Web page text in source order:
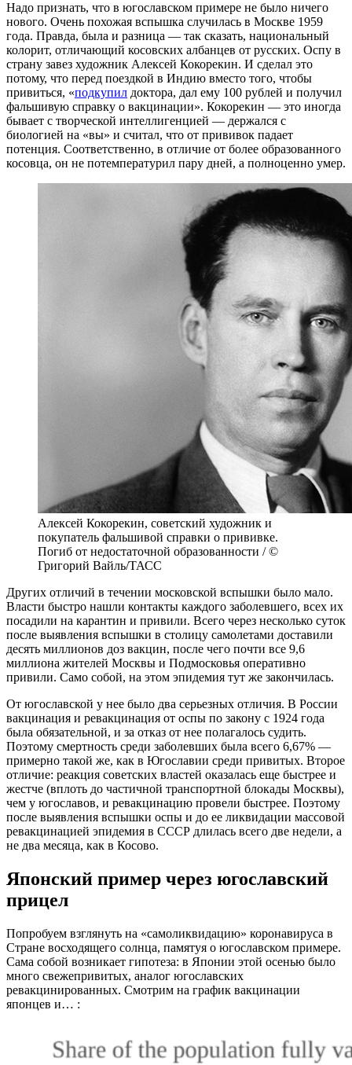
Надо признать, что в югославском примере не было ничего
нового. Очень похожая вспышка случилась в Москве 1959
года. Правда, была и разница — так сказать, национальный
колорит, отличающий косовских албанцев от русских. Оспу в
страну завез художник Алексей Кокорекин. И сделал это
потому, что перед поездкой в Индию вместо того, чтобы
привиться, «подкупил доктора, дал ему 100 рублей и получил
фальшивую справку о вакцинации». Кокорекин — это иногда
бывает с творческой интеллигенцией — держался с
биологией на «вы» и считал, что от прививок падает
потенция. Соответственно, в отличие от более образованного
косовца, он не потемпературил пару дней, а полноценно умер.
Алексей Кокорекин, советский художник и
покупатель фальшивой справки о прививке.
Погиб от недостаточной образованности / ©
Григорий Вайль/ТАСС
Других отличий в течении московской вспышки было мало.
Власти быстро нашли контакты каждого заболевшего, всех их
посадили на карантин и привили. Всего через несколько суток
после выявления вспышки в столицу самолетами доставили
десять миллионов доз вакцин, после чего почти все 9,6
миллиона жителей Москвы и Подмосковья оперативно
привили. Само собой, на этом эпидемия тут же закончилась.
От югославской у нее было два серьезных отличия. В России
вакцинация и ревакцинация от оспы по закону с 1924 года
была обязательной, и за отказ от нее полагалось судить.
Поэтому смертность среди заболевших была всего 6,67% —
примерно такой же, как в Югославии среди привитых. Второе
отличие: реакция советских властей оказалась еще быстрее и
жестче (вплоть до частичной транспортной блокады Москвы),
чем у югославов, и ревакцинацию провели быстрее. Поэтому
после выявления вспышки оспы и до ее ликвидации массовой
ревакцинацией эпидемия в СССР длилась всего две недели, а
не два месяца, как в Косово.
Японский пример через югославский
прицел
Попробуем взглянуть на «самоликвидацию» коронавируса в
Стране восходящего солнца, памятуя о югославском примере.
Сама собой возникает гипотеза: в Японии этой осенью было
много свежепривитых, аналог югославских
ревакцинированных. Смотрим на график вакцинации
японцев и… :